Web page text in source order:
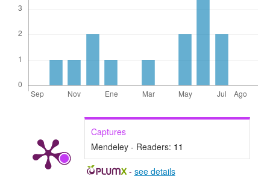
Captures
Mendeley - Readers: 11
- see details